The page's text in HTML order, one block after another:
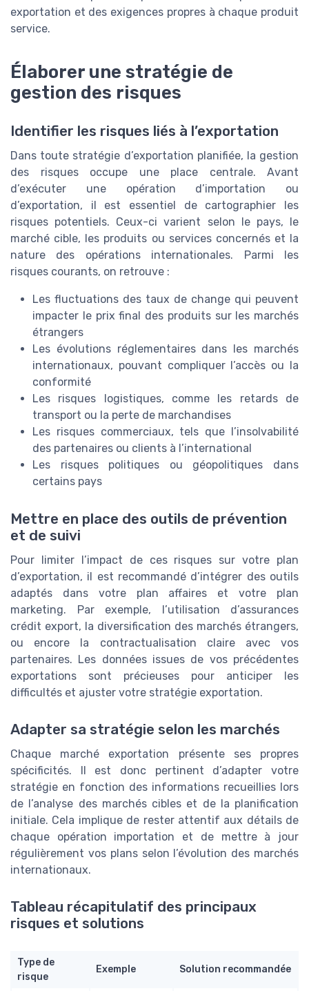
exportation et des exigences propres à chaque produit
service.
Élaborer une stratégie de
gestion des risques
Identifier les risques liés à l’exportation
Dans toute stratégie d’exportation planifiée, la gestion
des risques occupe une place centrale. Avant
d’exécuter une opération d’importation ou
d’exportation, il est essentiel de cartographier les
risques potentiels. Ceux-ci varient selon le pays, le
marché cible, les produits ou services concernés et la
nature des opérations internationales. Parmi les
risques courants, on retrouve :
Les fluctuations des taux de change qui peuvent
impacter le prix final des produits sur les marchés
étrangers
Les évolutions réglementaires dans les marchés
internationaux, pouvant compliquer l’accès ou la
conformité
Les risques logistiques, comme les retards de
transport ou la perte de marchandises
Les risques commerciaux, tels que l’insolvabilité
des partenaires ou clients à l’international
Les risques politiques ou géopolitiques dans
certains pays
Mettre en place des outils de prévention
et de suivi
Pour limiter l’impact de ces risques sur votre plan
d’exportation, il est recommandé d’intégrer des outils
adaptés dans votre plan affaires et votre plan
marketing. Par exemple, l’utilisation d’assurances
crédit export, la diversification des marchés étrangers,
ou encore la contractualisation claire avec vos
partenaires. Les données issues de vos précédentes
exportations sont précieuses pour anticiper les
difficultés et ajuster votre stratégie exportation.
Adapter sa stratégie selon les marchés
Chaque marché exportation présente ses propres
spécificités. Il est donc pertinent d’adapter votre
stratégie en fonction des informations recueillies lors
de l’analyse des marchés cibles et de la planification
initiale. Cela implique de rester attentif aux détails de
chaque opération importation et de mettre à jour
régulièrement vos plans selon l’évolution des marchés
internationaux.
Tableau récapitulatif des principaux
risques et solutions
Type de
risque
Exemple Solution recommandée